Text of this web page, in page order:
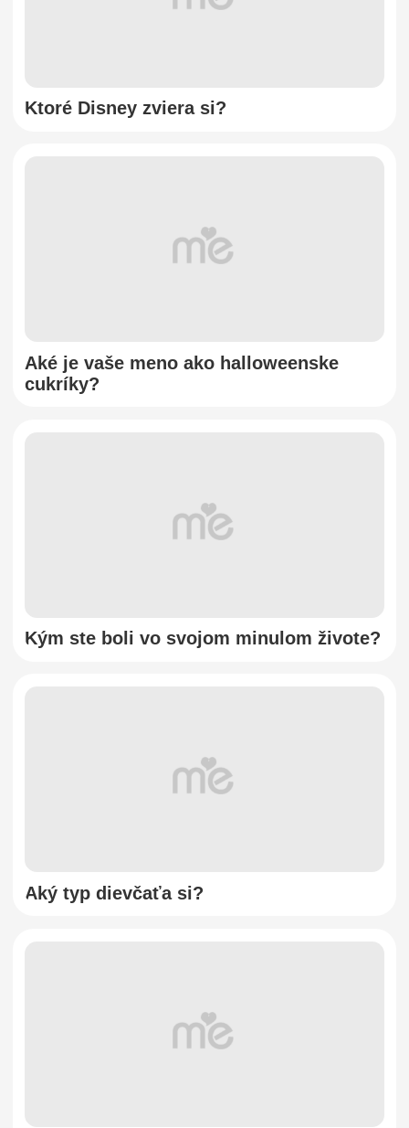
Ktoré Disney zviera si?
Aké je vaše meno ako halloweenske
cukríky?
Kým ste boli vo svojom minulom živote?
Aký typ dievčaťa si?